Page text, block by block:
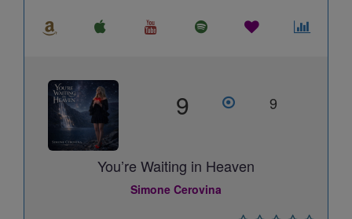
9 9
You’re Waiting in Heaven
Simone Cerovina